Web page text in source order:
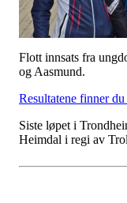
Flott innsats fra
og Aasmund.
Resultatene finner du
Siste løpet i
Heimdal i regi av